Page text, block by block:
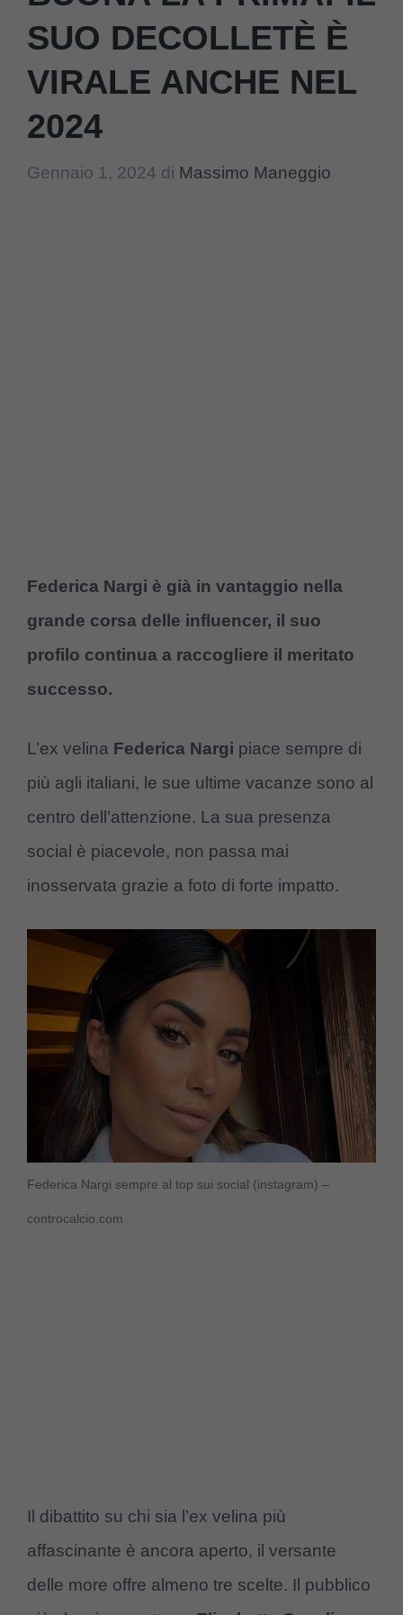
SUO DECOLLETÈ È
VIRALE ANCHE NEL
2024
Gennaio 1, 2024 di Massimo Maneggio
Federica Nargi è già in vantaggio nella
grande corsa delle influencer, il suo
profilo continua a raccogliere il meritato
successo.
L’ex velina Federica Nargi piace sempre di
più agli italiani, le sue ultime vacanze sono al
centro dell’attenzione. La sua presenza
social è piacevole, non passa mai
inosservata grazie a foto di forte impatto.
Federica Nargi sempre al top sui social (instagram) –
controcalcio.com
Il dibattito su chi sia l’ex velina più
affascinante è ancora aperto, il versante
delle more offre almeno tre scelte. Il pubblico